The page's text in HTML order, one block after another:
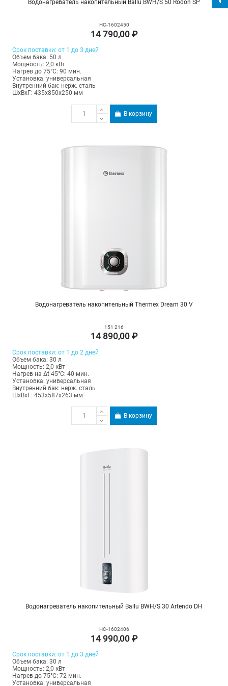
Водонагреватель накопительный Ballu BWH/S 50 Rodon SP
НС-1602450
14 790,00 ₽
Срок поставки: от 1 до 3 дней
Объем бака: 50 л
Мощность: 2,0 кВт
Нагрев до 75°С: 90 мин.
Установка: универсальная
Внутренний бак: нерж. сталь
ШхВхГ: 435х850х250 мм
В корзину
Водонагреватель накопительный Thermex Dream 30 V
151 216
14 890,00 ₽
Срок поставки: от 1 до 2 дней
Объем бака: 30 л
Мощность: 2,0 кВт
Нагрев на Δt 45°С: 40 мин.
Установка: универсальная
Внутренний бак: нерж. сталь
ШхВхГ: 453х587х263 мм
В корзину
Водонагреватель накопительный Ballu BWH/S 30 Artendo DH
НС-1602406
14 990,00 ₽
Срок поставки: от 1 до 3 дней
Объем бака: 30 л
Мощность: 2,0 кВт
Нагрев до 75°С: 72 мин.
Установка: универсальная